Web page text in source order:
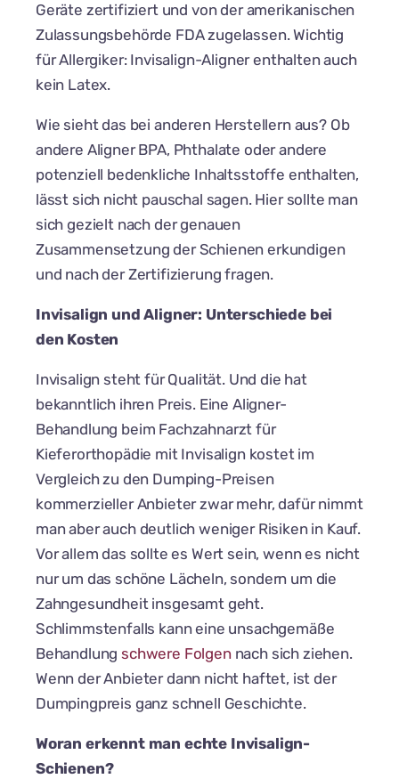
Geräte zertifiziert und von der amerikanischen
Zulassungsbehörde FDA zugelassen. Wichtig
für Allergiker: Invisalign-Aligner enthalten auch
kein Latex.
Wie sieht das bei anderen Herstellern aus? Ob
andere Aligner BPA, Phthalate oder andere
potenziell bedenkliche Inhaltsstoffe enthalten,
lässt sich nicht pauschal sagen. Hier sollte man
sich gezielt nach der genauen
Zusammensetzung der Schienen erkundigen
und nach der Zertifizierung fragen.
Invisalign und Aligner: Unterschiede bei
den Kosten
Invisalign steht für Qualität. Und die hat
bekanntlich ihren Preis. Eine Aligner-
Behandlung beim Fachzahnarzt für
Kieferorthopädie mit Invisalign kostet im
Vergleich zu den Dumping-Preisen
kommerzieller Anbieter zwar mehr, dafür nimmt
man aber auch deutlich weniger Risiken in Kauf.
Vor allem das sollte es Wert sein, wenn es nicht
nur um das schöne Lächeln, sondern um die
Zahngesundheit insgesamt geht.
Schlimmstenfalls kann eine unsachgemäße
Behandlungschwere Folgennach sich ziehen.
Wenn der Anbieter dann nicht haftet, ist der
Dumpingpreis ganz schnell Geschichte.
Woran erkennt man echte Invisalign-
Schienen?